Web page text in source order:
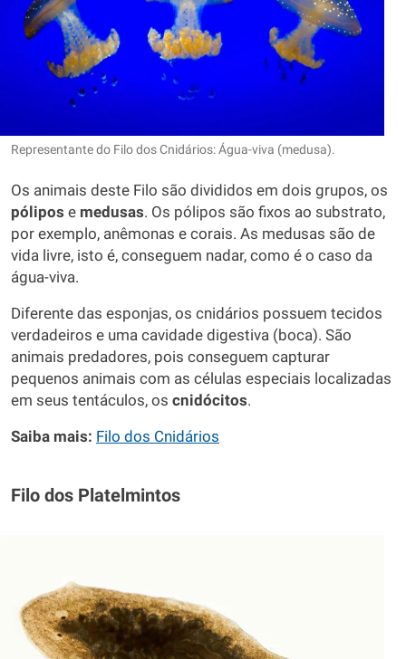
Representante do Filo dos Cnidários: Água-viva (medusa).
Os animais deste Filo são divididos em dois grupos, os
pólipos e medusas. Os pólipos são fixos ao substrato,
por exemplo, anêmonas e corais. As medusas são de
vida livre, isto é, conseguem nadar, como é o caso da
água-viva.
Diferente das esponjas, os cnidários possuem tecidos
verdadeiros e uma cavidade digestiva (boca). São
animais predadores, pois conseguem capturar
pequenos animais com as células especiais localizadas
em seus tentáculos, os cnidócitos.
Saiba mais: Filo dos Cnidários
Filo dos Platelmintos